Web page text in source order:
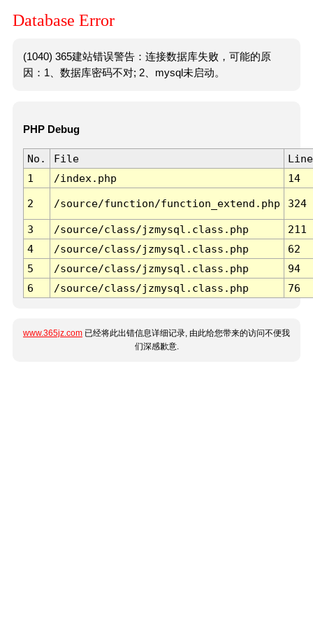
Database Error
(1040) 365建站错误警告：连接数据库失败，可能的原
因：1、数据库密码不对; 2、mysql未启动。
PHP Debug
No. File
Line
1
/index.php 14
2 /source/function/function_extend.php 324
3 /source/class/jzmysql.class.php
211
4
/source/class/jzmysql.class.php
62
5
/source/class/jzmysql.class.php
94
6
/source/class/jzmysql.class.php 76
www.365jz.com 已经将此出错信息详细记录, 由此给您带来的访问不便我
们深感歉意.